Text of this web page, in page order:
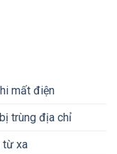
mất điện
trùng địa chỉ
từ xa